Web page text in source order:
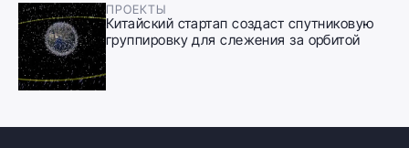
ПРОЕКТЫ
Китайский стартап создаст спутниковую
группировку для слежения за орбитой